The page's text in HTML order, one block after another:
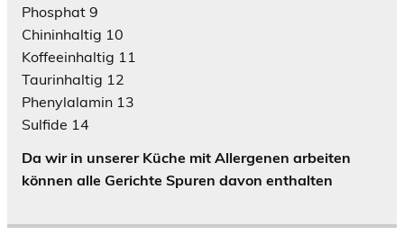
Phosphat 9
Chininhaltig 10
Koffeeinhaltig 11
Taurinhaltig 12
Phenylalamin 13
Sulfide 14
Da wir in unserer Küche mit Allergenen arbeiten
können alle Gerichte Spuren davon enthalten